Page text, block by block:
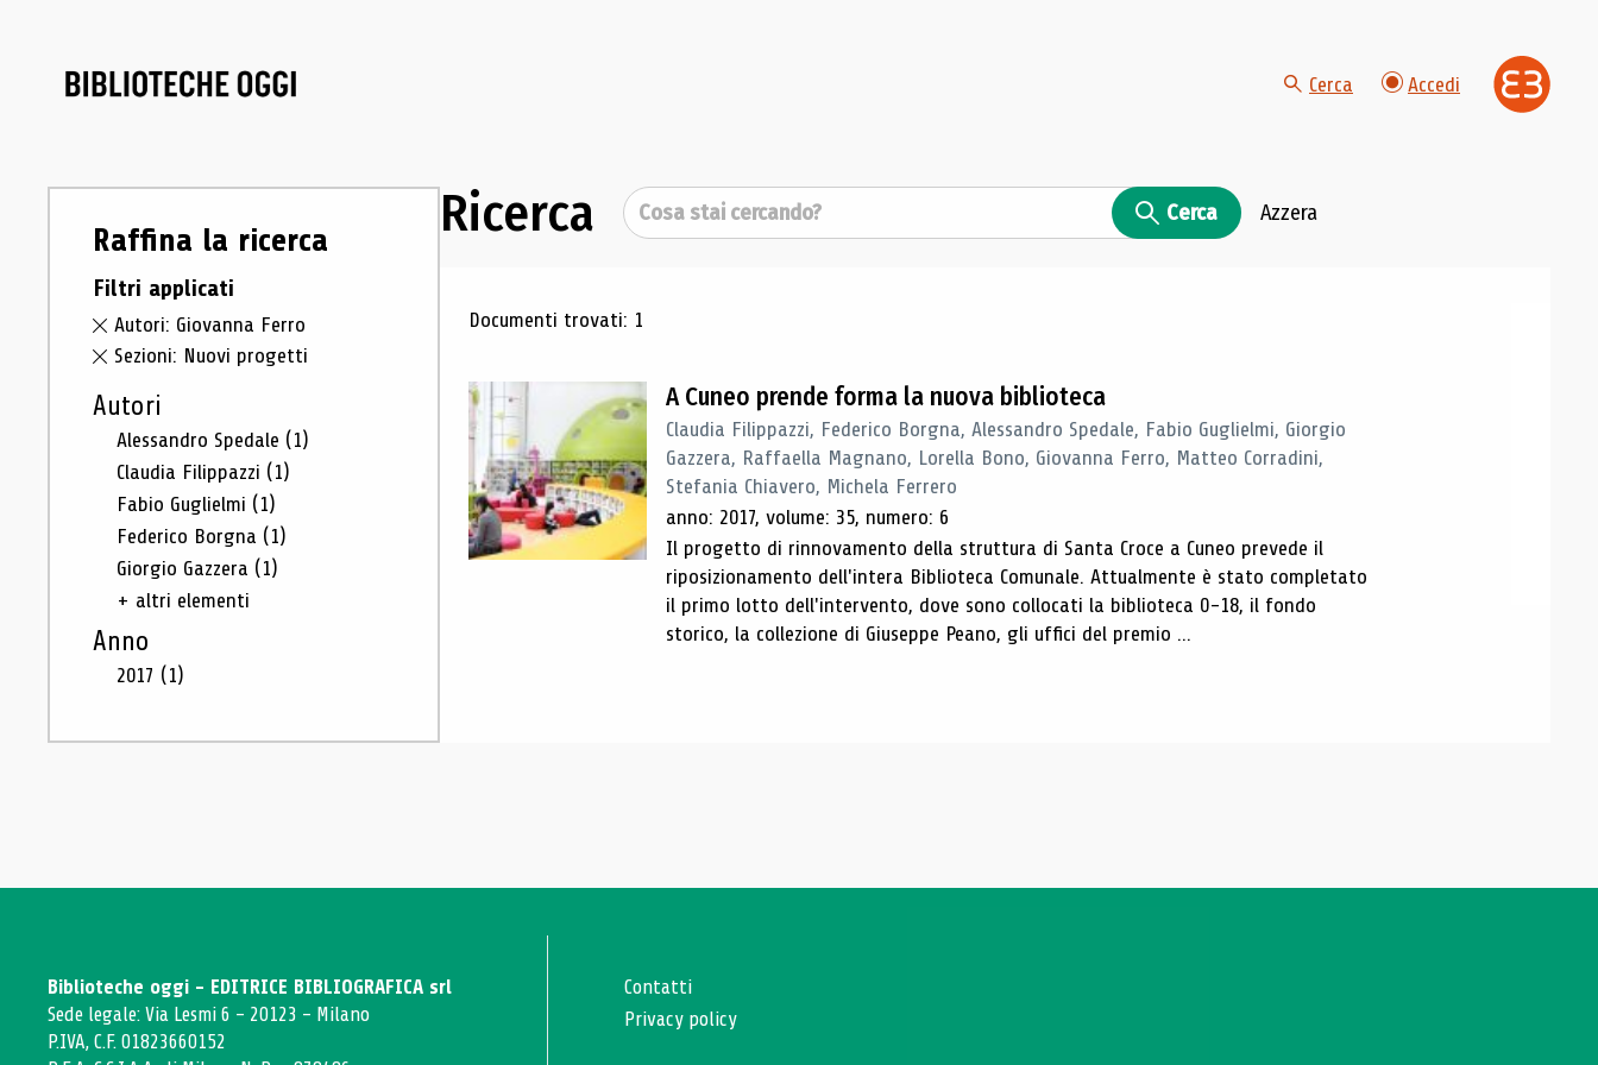
Cerca Accedi
Raffina la ricerca
Filtri applicati
Autori: Giovanna Ferro
Sezioni: Nuovi progetti
Autori
Alessandro Spedale (1)
Claudia Filippazzi (1)
Fabio Guglielmi (1)
Federico Borgna (1)
Giorgio Gazzera (1)
+ altri elementi
Anno
2017 (1)
Ricerca Cerca Cerca Azzera
Risultati di ricerca
Documenti trovati: 1
A Cuneo prende forma la nuova biblioteca
Claudia Filippazzi, Federico Borgna, Alessandro Spedale, Fabio Guglielmi, Giorgio
Gazzera, Raffaella Magnano, Lorella Bono, Giovanna Ferro, Matteo Corradini,
Stefania Chiavero, Michela Ferrero
anno: 2017, volume: 35, numero: 6
Il progetto di rinnovamento della struttura di Santa Croce a Cuneo prevede il
riposizionamento dell'intera Biblioteca Comunale. Attualmente è stato completato
il primo lotto dell'intervento, dove sono collocati la biblioteca 0-18, il fondo
storico, la collezione di Giuseppe Peano, gli uffici del premio ...
Biblioteche oggi - EDITRICE BIBLIOGRAFICA srl
Sede legale: Via Lesmi 6 - 20123 - Milano
P.IVA, C.F. 01823660152
Contatti
Privacy policy